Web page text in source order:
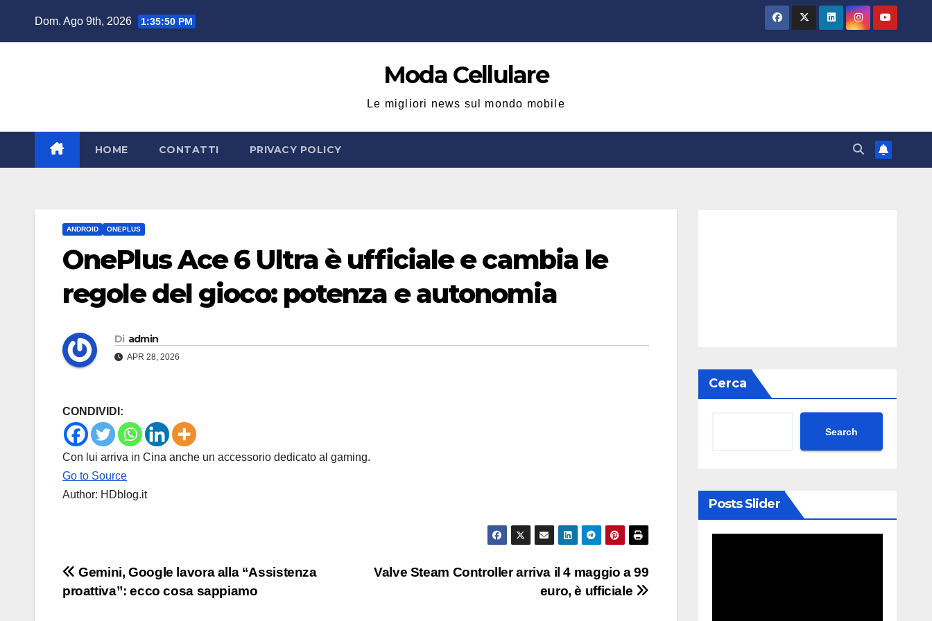
Dom. Ago 9th, 2026 1:35:50 PM
Moda Cellulare
Le migliori news sul mondo mobile
HOME CONTATTI PRIVACY POLICY
ANDROID ONEPLUS
OnePlus Ace 6 Ultra è ufficiale e cambia le
regole del gioco: potenza e autonomia
Di admin
APR 28, 2026
CONDIVIDI:
Con lui arriva in Cina anche un accessorio dedicato al gaming.
Go to Source
Author: HDblog.it
Navigazione
articoli
Valve Steam Controller arriva il 4 maggio a 99
euro, è ufficiale
Gemini, Google lavora alla “Assistenza
proattiva”: ecco cosa sappiamo
Cerca
Search
Posts Slider